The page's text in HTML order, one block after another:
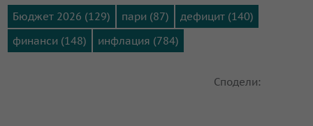
Бюджет 2026 (129)
пари (87)
дефицит (140)
финанси (148)
инфлация (784)
Сподели: